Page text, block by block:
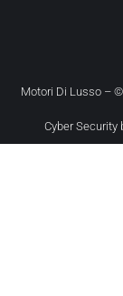
Motori Di Lusso –
Cyber Security